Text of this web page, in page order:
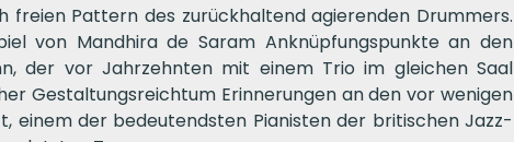
Pattern des zurückhaltend agierenden Drummers.
von Mandhira de Saram Anknüpfungspunkte an den
der vor Jahrzehnten mit einem Trio im gleichen Saal
Gestaltungsreichtum Erinnerungen an den vor wenigen
einem der bedeutendsten Pianisten der britischen Jazz-